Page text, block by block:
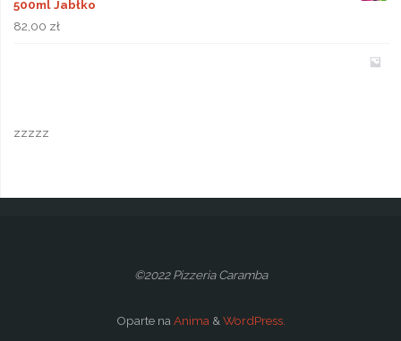
500ml Jabłko
82,00 zł
zzzzz
©2022 Pizzeria Caramba
Oparte na Anima & WordPress.